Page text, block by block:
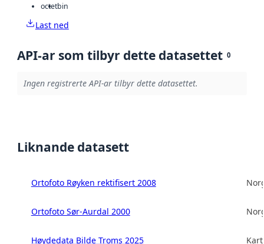
octetbin
Last ned
API-ar som tilbyr dette datasettet 0
Ingen registrerte API-ar tilbyr dette datasettet.
Liknande datasett
Ortofoto Røyken rektifisert 2008
Ortofoto Sør-Aurdal 2000
Høydedata Bilde Troms 2025